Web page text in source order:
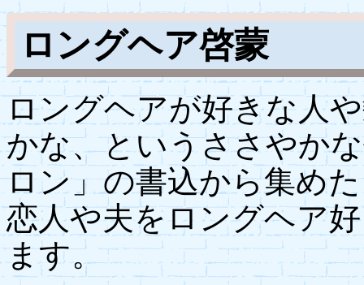
ロングヘア啓蒙
ロングヘアが好きな人
かな、というささやか
ロン」の書込から集め
恋人や夫をロングヘア
ます。